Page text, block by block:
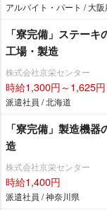
アルバイト・パート / 大阪
「寮完備」ステー
工場・製造
株式会社京栄センター
時給1,300円～1,625円
派遣社員 / 北海道
「寮完備」製造機
造
株式会社京栄センター
時給1,400円
派遣社員 / 神奈川県